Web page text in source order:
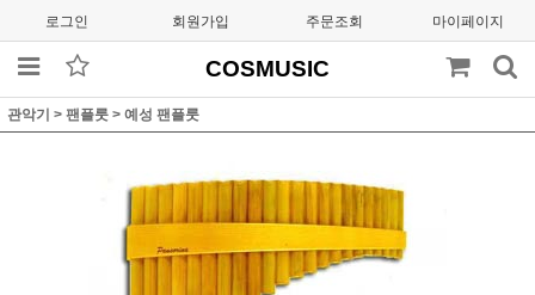
로그인 회원가입 주문조회 마이페이지
COSMUSIC
관악기 > 팬플룻 > 예성 팬플룻